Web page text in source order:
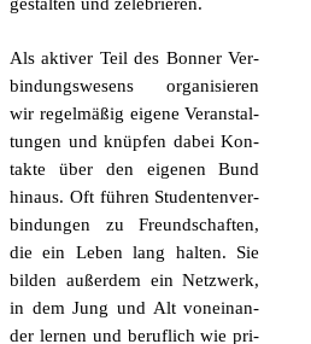
Als akti­ver Teil des Bon­ner Ver­
bin­dungs­we­sens orga­ni­sie­ren
wir regel­mä­ßig eige­ne Ver­an­stal­
tun­gen und knüp­fen dabei Kon­
tak­te über den eige­nen Bund
hin­aus. Oft füh­ren Stu­den­ten­ver­
bin­dun­gen zu Freund­schaf­ten,
die ein Leben lang hal­ten. Sie
bil­den außer­dem ein Netz­werk,
in dem Jung und Alt von­ein­an­
der ler­nen und beruf­lich wie pri­